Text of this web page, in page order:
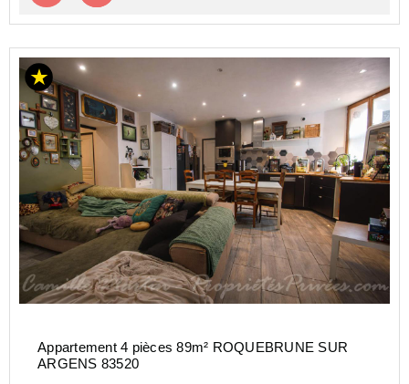
Appartement 4 pièces 89m² ROQUEBRUNE SUR
ARGENS 83520